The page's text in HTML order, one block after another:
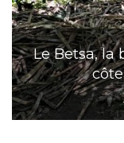
Le Betsa, la